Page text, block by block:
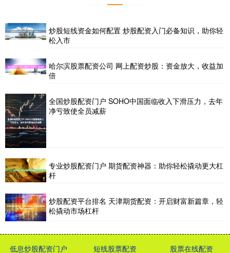
炒股短线资金如何配置 炒股配资入门必备知识，助你轻
松入市
哈尔滨股票配资公司 网上配资炒股：资金放大，收益加
倍
全国炒股配资门户 SOHO中国面临收入下滑压力，去年
净亏致使全员减薪
专业炒股配资门户 期货配资神器：助你轻松撬动更大杠
杆
炒股配资平台排名 天津期货配资：开启财富新篇章，轻
松撬动市场杠杆
低息炒股配资门户 短线股票配资 股票在线配资